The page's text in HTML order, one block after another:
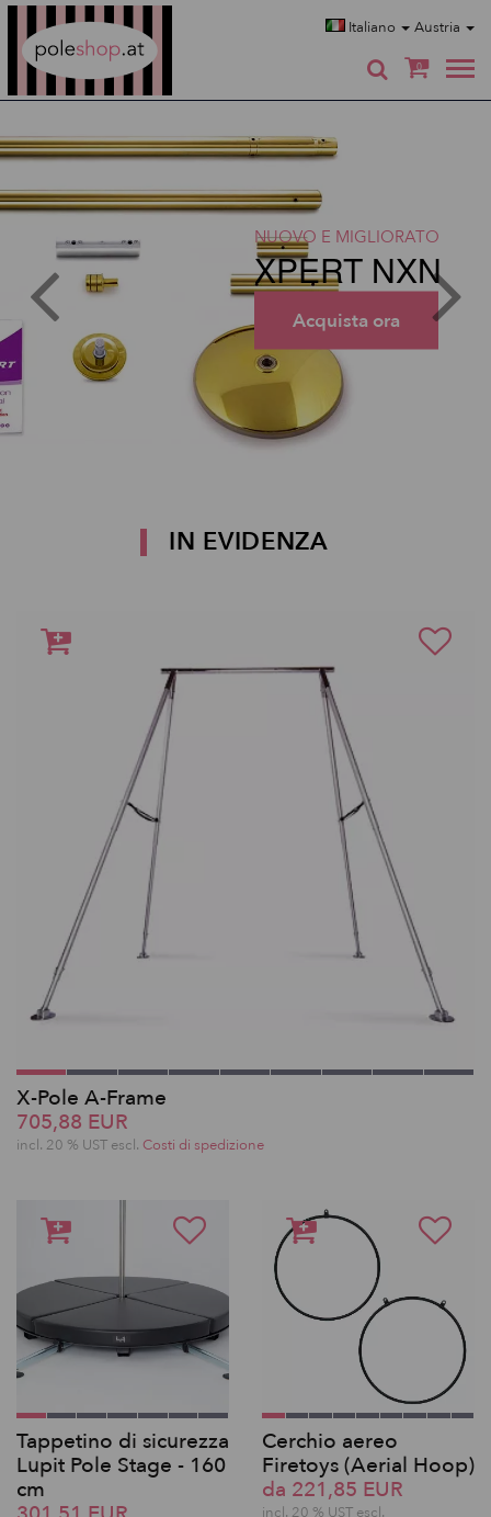
Italiano Austria
0
NUOVO E MIGLIORATO
XPERT NXN
Acquista ora
IN EVIDENZA
X-Pole A-Frame
705,88 EUR
incl. 20 % UST escl. Costi di spedizione
Tappetino di sicurezza
Lupit Pole Stage - 160
cm
Cerchio aereo
Firetoys (Aerial Hoop)
da 221,85 EUR
incl. 20 % UST escl.